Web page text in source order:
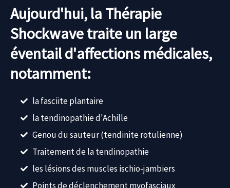
Aujourd'hui, la Thérapie
Shockwave traite un large
éventail d'affections médicales,
notamment:
la fasciite plantaire
la tendinopathie d'Achille
Genou du sauteur (tendinite rotulienne)
Traitement de la tendinopathie
les lésions des muscles ischio-jambiers
Points de déclenchement myofasciaux